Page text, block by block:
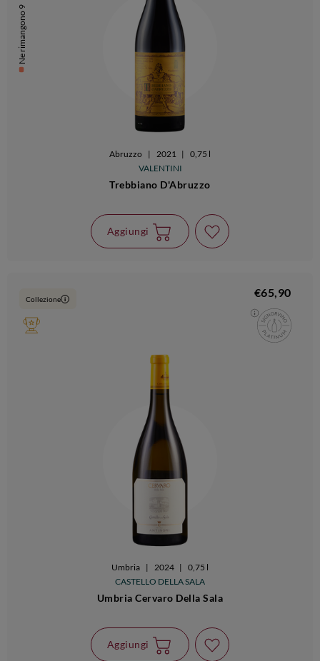
Ne rimangono 9
Abruzzo | 2021 | 0,75 l
VALENTINI
Trebbiano D'Abruzzo
Aggiungi
Collezione i €65,90
Umbria | 2024 | 0,75 l
CASTELLO DELLA SALA
Umbria Cervaro Della Sala
Aggiungi